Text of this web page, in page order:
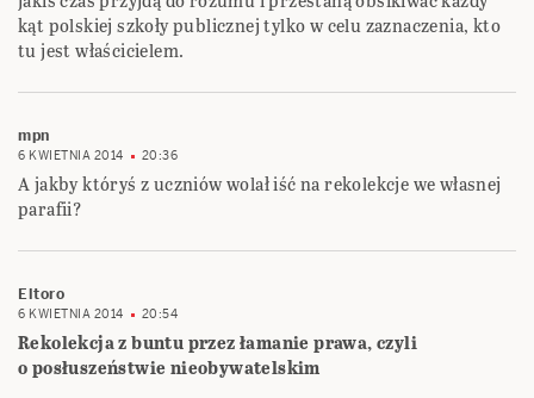
kąt polskiej szkoły publicznej tylko w celu zaznaczenia, kto
tu jest właścicielem.
mpn
6 KWIETNIA 2014 20:36
A jakby któryś z uczniów wolał iść na rekolekcje we własnej
parafii?
Eltoro
6 KWIETNIA 2014 20:54
Rekolekcja z buntu przez łamanie prawa, czyli
o posłuszeństwie nieobywatelskim